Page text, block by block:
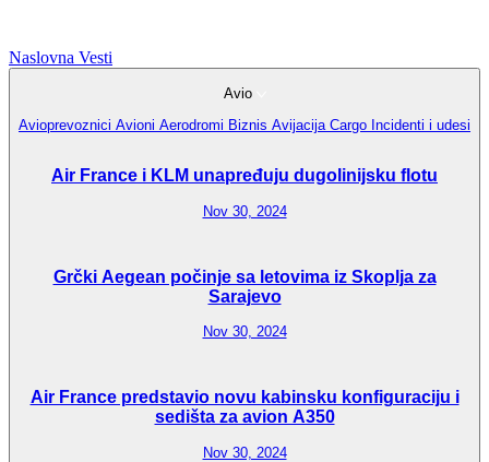
Naslovna Vesti
Avio
Avioprevoznici Avioni Aerodromi Biznis Avijacija Cargo Incidenti i udesi
Air France i KLM unapređuju dugolinijsku flotu
Nov 30, 2024
Grčki Aegean počinje sa letovima iz Skoplja za
Sarajevo
Nov 30, 2024
Air France predstavio novu kabinsku konfiguraciju i
sedišta za avion A350
Nov 30, 2024